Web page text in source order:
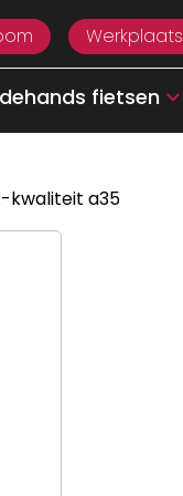
Werkplaats
fietsen
kwaliteit a35